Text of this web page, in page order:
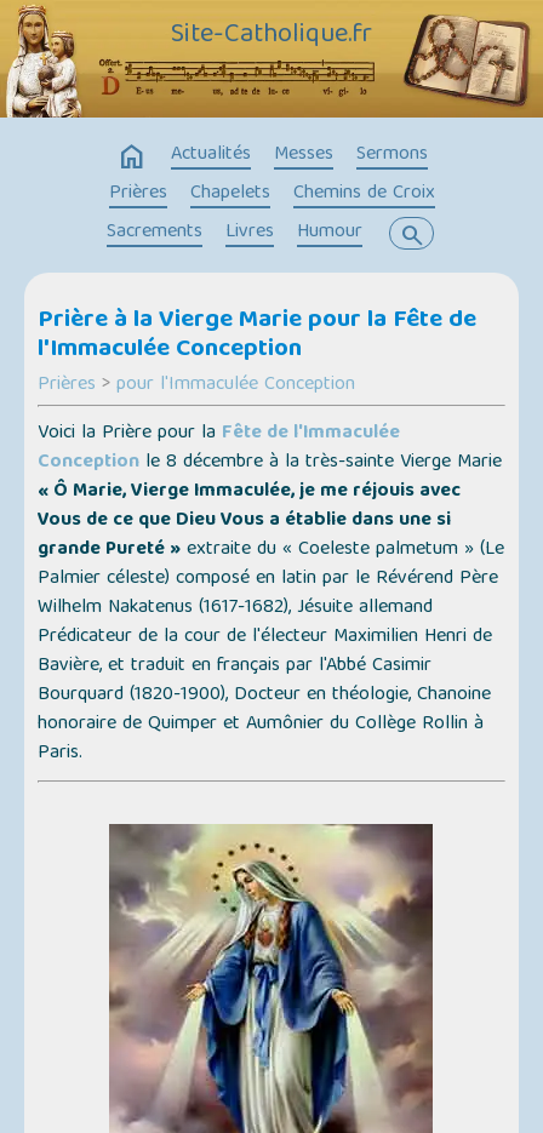
Site-Catholique.fr
home Actualités Messes
Sermons
Prières
Chapelets
Chemins de Croix
Sacrements
Livres Humour search
Prière à la Vierge Marie pour la Fête de
l'Immaculée Conception
Prières >pour l'Immaculée Conception
Voici la Prière pour la Fête de l'Immaculée
Conception le 8 décembre à la très-sainte Vierge Marie
« Ô Marie, Vierge Immaculée, je me réjouis avec
Vous de ce que Dieu Vous a établie dans une si
grande Pureté »extraite du« Coeleste palmetum » (Le
Palmier céleste) composé en latin par le Révérend Père
Wilhelm Nakatenus (1617-1682), Jésuite allemand
Prédicateur de la cour de l'électeur Maximilien Henri de
Bavière, et traduit en français par l'Abbé Casimir
Bourquard (1820-1900), Docteur en théologie, Chanoine
honoraire de Quimper et Aumônier du Collège Rollin à
Paris.